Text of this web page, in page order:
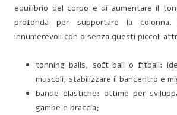
equilibrio del corpo e di aumentare il
profonda per supportare la
innumerevoli con o senza questi piccoli
tonning balls, soft ball o fitball:
muscoli, stabilizzare il baricentro e
bande elastiche: ottime per
gambe e braccia;